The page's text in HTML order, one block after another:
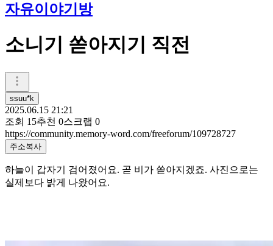
자유이야기방
소니기 쏟아지기 직전
ssuu*k
2025.06.15 21:21
조회 15추천 0스크랩 0
https://community.memory-word.com/freeforum/109728727
주소복사
하늘이 갑자기 검어졌어요. 곧 비가 쏟아지겠죠. 사진으로는
실제보다 밝게 나왔어요.